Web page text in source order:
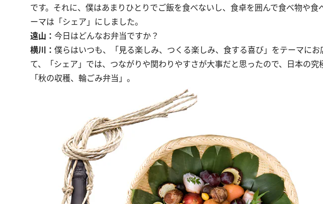
です。それに、僕はあまりひとりでご飯を食べないし、食卓を囲んで食べ物や
ーマは「シェア」にしました。
遠山： 今日はどんなお弁当ですか？
横川： 僕らはいつも、「見る楽しみ、つくる楽しみ、食する喜び」をテーマに
て、「シェア」では、つながりや関わりやすさが大事だと思ったので、日本の
「秋の収穫、輪ごみ弁当」。